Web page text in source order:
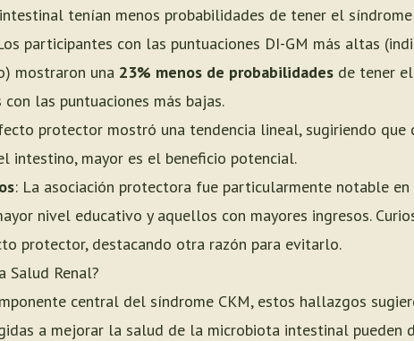
tenían menos probabilidades de tener el síndrome
participantes con las puntuaciones DI-GM más altas
mostraron una 23% menos de probabilidades de tener
las puntuaciones más bajas.
protector mostró una tendencia lineal, sugiriendo que
intestino, mayor es el beneficio potencial.
: La asociación protectora fue particularmente notable en
nivel educativo y aquellos con mayores ingresos.
protector, destacando otra razón para evitarlo.
Salud Renal?
central del síndrome CKM, estos hallazgos
a mejorar la salud de la microbiota intestinal pueden